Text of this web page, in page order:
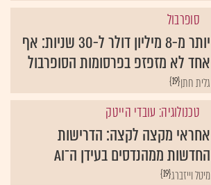
סופרבול
יותר מ-8 מיליון דולר ל-30 שניות: אף
אחד לא מזפזפ בפרסומות הסופרבול
{19}גלית חתן
טכנולוגיה: עובדי הייטק
אחראי מקצה לקצה: הדרישות
החדשות ממהנדסים בעידן ה־AI
{19}מיטל וייזברג